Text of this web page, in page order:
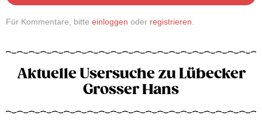
Für Kommentare, bitte einloggen oder registrieren
Aktuelle Usersuche zu Lübecker
Grosser Hans